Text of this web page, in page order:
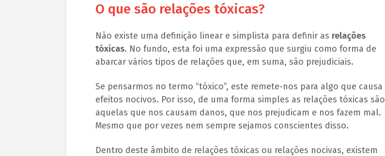
O que são relações tóxicas?
Não existe uma definição linear e simplista para definir as relações
tóxicas. No fundo, esta foi uma expressão que surgiu como forma de
abarcar vários tipos de relações que, em suma, são prejudiciais.
Se pensarmos no termo “tóxico”, este remete-nos para algo que causa
efeitos nocivos. Por isso, de uma forma simples as relações tóxicas são
aquelas que nos causam danos, que nos prejudicam e nos fazem mal.
Mesmo que por vezes nem sempre sejamos conscientes disso.
Dentro deste âmbito de relações tóxicas ou relações nocivas, existem